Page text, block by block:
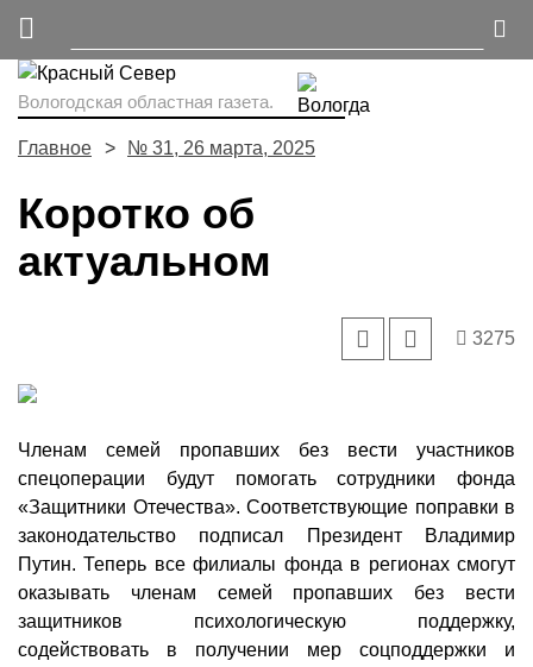
Вологодская областная газета.
Главное № 31, 26 марта, 2025
Коротко об
актуальном
3275
Членам семей пропавших без вести участников
спецоперации будут помогать сотрудники фонда
«Защитники Отечества». Соответствующие поправки в
законодательство подписал Президент Владимир
Путин. Теперь все филиалы фонда в регионах смогут
оказывать членам семей пропавших без вести
защитников психологическую поддержку,
содействовать в получении мер соцподдержки и